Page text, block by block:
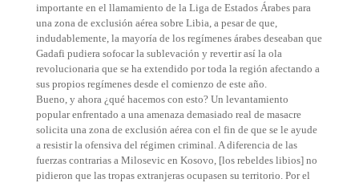
importante en el llamamiento de la Liga de Estados Árabes para
una zona de exclusión aérea sobre Libia, a pesar de que,
indudablemente, la mayoría de los regímenes árabes deseaban que
Gadafi pudiera sofocar la sublevación y revertir así la ola
revolucionaria que se ha extendido por toda la región afectando a
sus propios regímenes desde el comienzo de este año.
Bueno, y ahora ¿qué hacemos con esto? Un levantamiento
popular enfrentado a una amenaza demasiado real de masacre
solicita una zona de exclusión aérea con el fin de que se le ayude
a resistir la ofensiva del régimen criminal. A diferencia de las
fuerzas contrarias a Milosevic en Kosovo, [los rebeldes libios] no
pidieron que las tropas extranjeras ocupasen su territorio. Por el